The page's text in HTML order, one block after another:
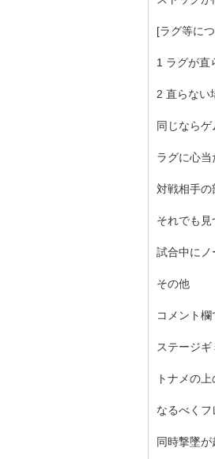
[ラグ等に
1 ラグが直
2 直らない
同じなら
ラグに心
対戦相手の
それでも
試合中にノ
その他
コメント
ステージ
トナメの
なるべくフ
同時撃墜